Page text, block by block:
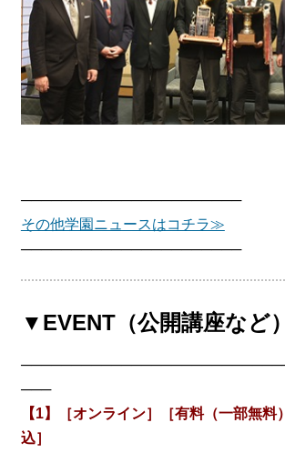
──────────────────────
その他学園ニュースはコチラ≫
──────────────────────
▼EVENT（公開講座など
───
【1】［オンライン］［有料（一部無料
込］